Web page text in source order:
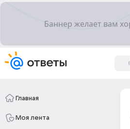
Главная
Моя лента